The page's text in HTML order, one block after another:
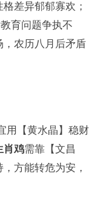
差异郁郁寡欢；
育问题争执不
农历八月后矛盾
用【黄水晶】稳财
肖鸡需靠【文昌
方能转危为安，